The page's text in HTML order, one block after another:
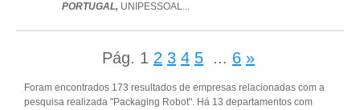
PORTUGAL, UNIPESSOAL...
Pág. 1 2 3 4 5 ... 6 »
Foram encontrados 173 resultados de empresas relacionadas com a
pesquisa realizada "Packaging Robot". Há 13 departamentos com